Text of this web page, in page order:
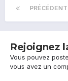
PRÉCÉDENT
Rejoignez
Vous pouvez
vous avez un